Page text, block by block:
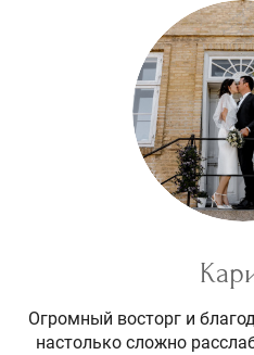
Огромный восторг и
настолько сложно